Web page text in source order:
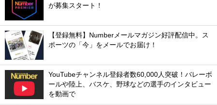
が募集スタート！
【登録無料】Numberメールマガジン好評配信中。ス
ポーツの「今」をメールでお届け！
YouTubeチャンネル登録者数60,000人突破！バレーボ
ールや陸上、バスケ、野球などの選手のインタビュー
を動画で